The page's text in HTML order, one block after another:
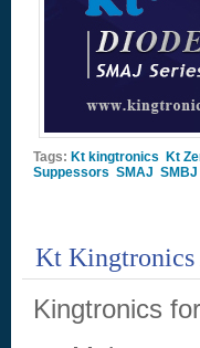
Tags: Kt kingtronics Kt
Suppessors SMAJ SMBJ
Kt Kingtronics
Kingtronics